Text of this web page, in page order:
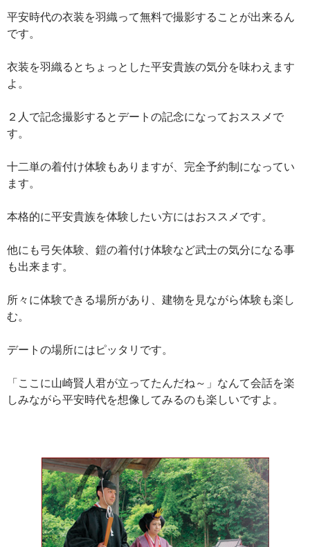
平安時代の衣装を羽織って無料で撮影することが出来るん
です。
衣装を羽織るとちょっとした平安貴族の気分を味わえます
よ。
２人で記念撮影するとデートの記念になっておススメで
す。
十二単の着付け体験もありますが、完全予約制になってい
ます。
本格的に平安貴族を体験したい方にはおススメです。
他にも弓矢体験、鎧の着付け体験など武士の気分になる事
も出来ます。
所々に体験できる場所があり、建物を見ながら体験も楽し
む。
デートの場所にはピッタリです。
「ここに山崎賢人君が立ってたんだね～」なんて会話を楽
しみながら平安時代を想像してみるのも楽しいですよ。